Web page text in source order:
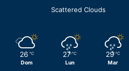
Scattered Clouds
26 ℃
Dom
27 ℃
Lun
29 ℃
Mar